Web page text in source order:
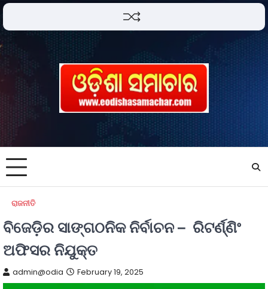
ରାଜନୀତି
ବିଜେଡ଼ିର ସାଙ୍ଗଠନିକ ନିର୍ବାଚନ – ରିଟର୍ଣ୍ଣିଂ
ଅଫିସର ନିଯୁକ୍ତ
admin@odia February 19, 2025